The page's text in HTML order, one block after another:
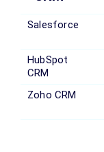
Salesforce
HubSpot
CRM
Zoho CRM